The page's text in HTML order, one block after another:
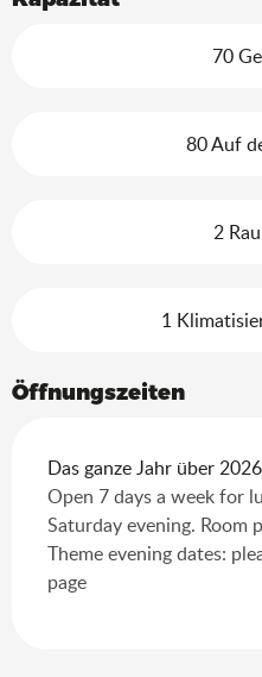
70
80 Auf
2
1
Öffnungszeiten
Das ganze Jahr über
Open 7 days a week for
Saturday evening. Room
Theme evening dates:
page